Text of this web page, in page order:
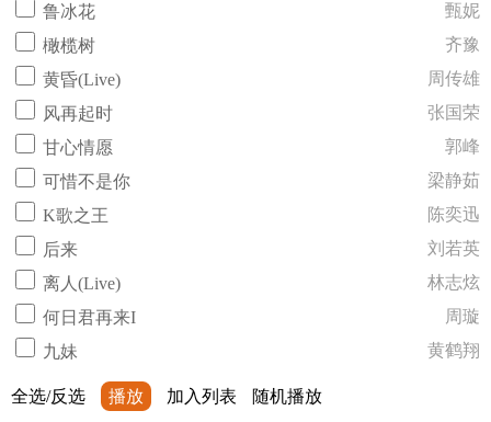
鲁冰花
甄妮
橄榄树
齐豫
黄昏(Live)
周传雄
风再起时
张国荣
甘心情愿
郭峰
可惜不是你
梁静茹
K歌之王
陈奕迅
后来
刘若英
离人(Live)
林志炫
何日君再来I
周璇
九妹
黄鹤翔
全选/反选 播放 加入列表 随机播放